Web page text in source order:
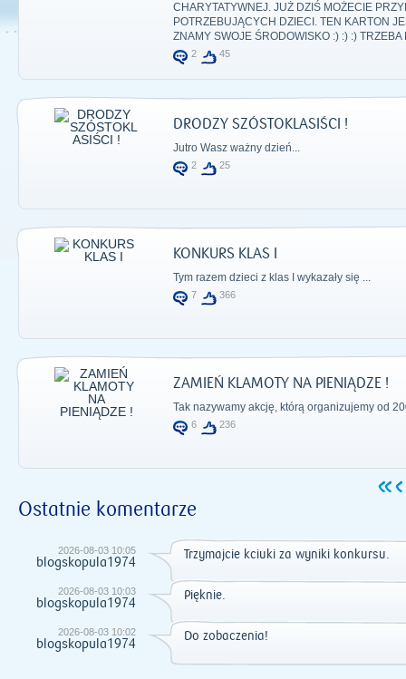
CHARYTATYWNEJ. JUŻ DZIŚ MOŻECIE
POTRZEBUJĄCYCH DZIECI. TEN KARTON
ZNAMY SWOJE ŚRODOWISKO :) :) :) TRZEBA
2 45
DRODZY SZÓSTOKLASIŚCI !
Jutro Wasz ważny dzień...
2 25
KONKURS KLAS I
Tym razem dzieci z klas I wykazały się ...
7 366
ZAMIEŃ KLAMOTY NA PIENIĄDZE !
Tak nazywamy akcję, którą organizujemy od
6 236
Ostatnie komentarze
2026-08-03 10:05
blogskopula1974 Trzymajcie kciuki za wyniki konkursu.
2026-08-03 10:03
blogskopula1974 Pięknie.
2026-08-03 10:02
blogskopula1974 Do zobaczenia!